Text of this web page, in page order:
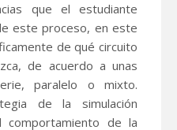
que el estudiante
este proceso, en este
de qué circuito
de acuerdo a unas
paralelo o mixto.
de la simulación
comportamiento de la